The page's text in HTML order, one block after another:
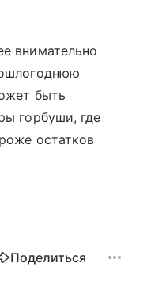
внимательно
быть
горбуши, где
остатков
Поделиться